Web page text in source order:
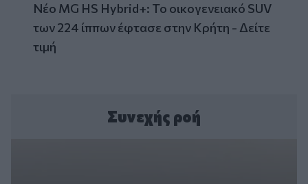
Νέο MG HS Hybrid+: Το οικογενειακό SUV
των 224 ίππων έφτασε στην Κρήτη - Δείτε
τιμή
Συνεχής ροή